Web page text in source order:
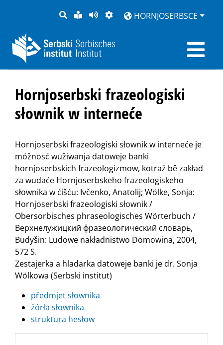
PYTANJE
LOCHKA
RĚČ
STRONU
PŘEDČITAĆ
ZWOBRAZNJENJE
HORNJOSERBSCE
Hornjoserbski frazeologiski
słownik w interneće
Hornjoserbski frazeologiski słownik w interneće je
móžnosć wužiwanja datoweje banki
hornjoserbskich frazeologizmow, kotraž bě zakład
za wudaće Hornjoserbskeho frazeologiskeho
słownika w ćišću: Ivčenko, Anatolij; Wölke, Sonja:
Hornjoserbski frazeologiski słownik /
Obersorbisches phraseologisches Wörterbuch /
Верхнелужицкий фразеологический словарь,
Budyšin: Ludowe nakładnistwo Domowina, 2004,
572 S.
Zestajerka a hladarka datoweje banki je dr. Sonja
Wölkowa (Serbski institut)
předmjet słownika
žórła słownika
struktura hesłow